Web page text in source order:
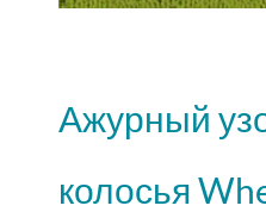
Ажурный
колосья